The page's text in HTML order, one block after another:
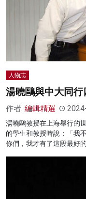
人物志
湯曉鷗與中大同
作者: 編輯精選
湯曉鷗教授在上海舉行的
的學生和教授時說：「我
你們，我才有了這段最好的